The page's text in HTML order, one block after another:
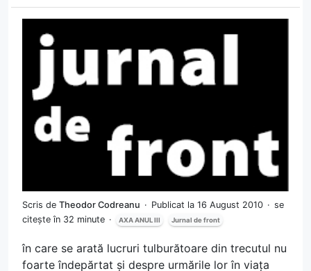
Scris de Theodor Codreanu Publicat la 16 August 2010
se
citește în 32 minute
AXA ANUL III Jurnal de front
în care se arată lucruri tulburătoare din trecutul nu
foarte îndepărtat și despre urmările lor în viața